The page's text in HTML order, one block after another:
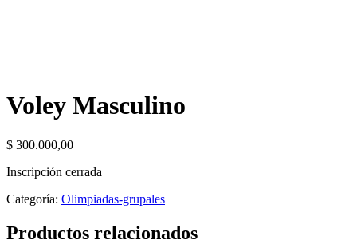
Voley Masculino
$ 300.000,00
Inscripción cerrada
Categoría: Olimpiadas-grupales
Productos relacionados